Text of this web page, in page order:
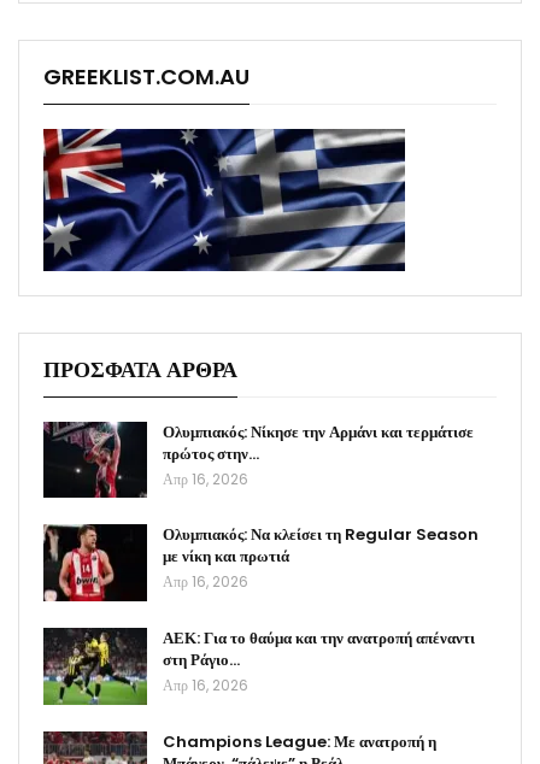
GREEKLIST.COM.AU
ΠΡΟΣΦΑΤΑ ΑΡΘΡΑ
Ολυμπιακός: Νίκησε την Αρμάνι και τερμάτισε
πρώτος στην…
Απρ 16, 2026
Ολυμπιακός: Να κλείσει τη Regular Season
με νίκη και πρωτιά
Απρ 16, 2026
ΑΕΚ: Για το θαύμα και την ανατροπή απέναντι
στη Ράγιο…
Απρ 16, 2026
Champions League: Με ανατροπή η